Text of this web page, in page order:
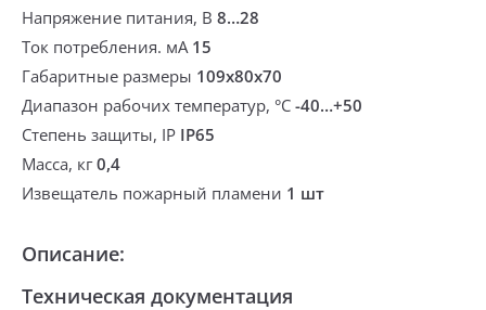
Напряжение питания, В 8…28
Ток потребления. мА 15
Габаритные размеры 109x80x70
Диапазон рабочих температур, °С -40…+50
Степень защиты, IP IP65
Масса, кг0,4
Извещатель пожарный пламени 1 шт
Описание:
Техническая документация